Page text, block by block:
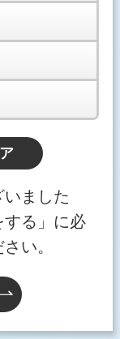
ました
する」に必
い。